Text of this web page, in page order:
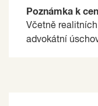
Poznámka k
Včetně
advokátní